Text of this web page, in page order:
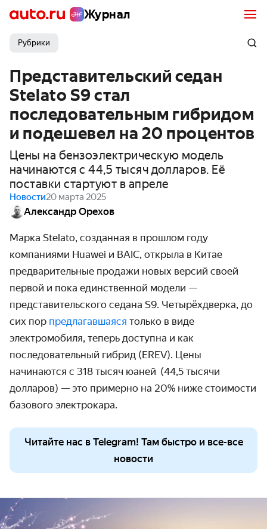
Журнал
Рубрики
Представительский седан
Stelato S9 стал
последовательным гибридом
и подешевел на 20 процентов
Цены на бензоэлектрическую модель
начинаются с 44,5 тысяч долларов. Её
поставки стартуют в апреле
Новости20 марта 2025
Александр Орехов
Марка Stelato, созданная в прошлом году
компаниями Huawei и BAIC, открыла в Китае
предварительные продажи новых версий своей
первой и пока единственной модели —
представительского седана S9. Четырёхдверка, до
сих пор предлагавшаяся только в виде
электромобиля, теперь доступна и как
последовательный гибрид (EREV). Цены
начинаются с 318 тысяч юаней (44,5 тысячи
долларов) — это примерно на 20% ниже стоимости
базового электрокара.
Читайте нас в Telegram! Там быстро и все-все
новости